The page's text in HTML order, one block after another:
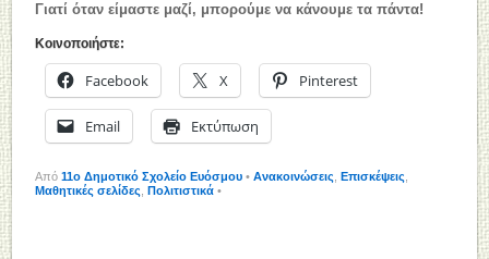
Γιατί όταν είμαστε μαζί, μπορούμε να κάνουμε τα πάντα!
Κοινοποιήστε:
Facebook X Pinterest
Email Εκτύπωση
Από11o Δημοτικό Σχολείο Ευόσμου • Ανακοινώσεις ,Επισκέψεις
Μαθητικές σελίδες ,Πολιτιστικά •